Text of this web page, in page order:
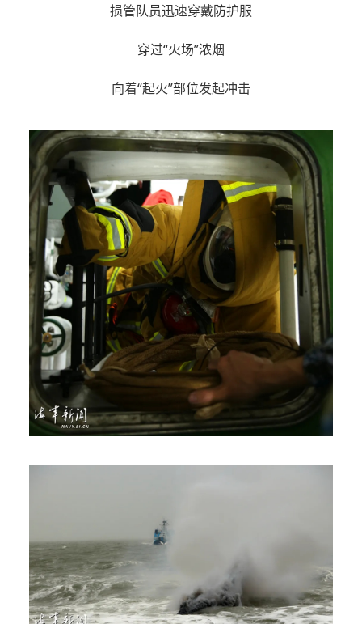
损管队员迅速穿戴防护服
穿过“火场”浓烟
向着“起火”部位发起冲击